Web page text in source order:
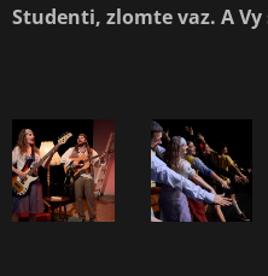
Studenti, zlomte vaz. A Vy